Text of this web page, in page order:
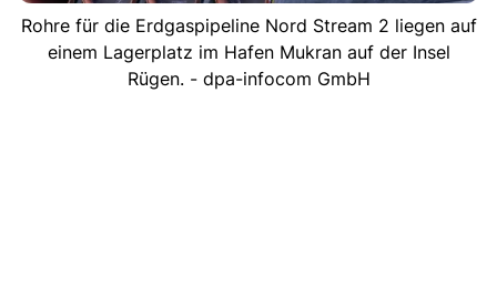
Rohre für die Erdgaspipeline Nord Stream 2 liegen auf
einem Lagerplatz im Hafen Mukran auf der Insel
Rügen. - dpa-infocom GmbH